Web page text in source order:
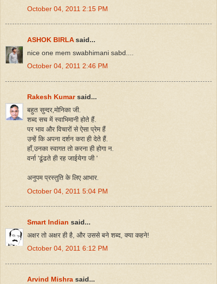
October 04, 2011 2:15 PM
ASHOK BIRLAsaid...
nice one mem swabhimani sabd....
October 04, 2011 2:46 PM
Rakesh Kumarsaid...
बहुत सुन्दर,मोनिका जी.
शब्द सच में स्वाभिमानी होते हैं.
पर भाव और विचारों से ऐसा प्रेम हैं
उन्हें कि अपना दर्शन करा ही देते हैं.
हाँ,उनका स्वागत तो करना ही होगा न.
वर्ना 'ढूंढते ही रह जाईयेगा जी '
अनुपम प्रस्तुति के लिए आभार.
October 04, 2011 5:04 PM
Smart Indian said...
अक्षर तो अक्षर ही है, और उससे बने शब्द, क्या कहने!
October 04, 2011 6:12 PM
Arvind Mishra said...